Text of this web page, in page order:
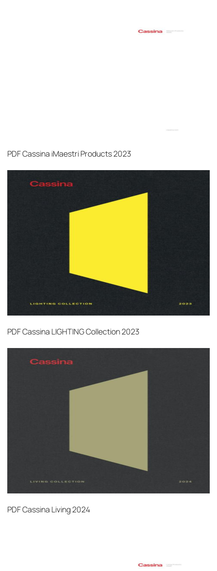
PDFCassina iMaestri Products 2023
PDFCassina LIGHTING Collection 2023
PDFCassina Living 2024